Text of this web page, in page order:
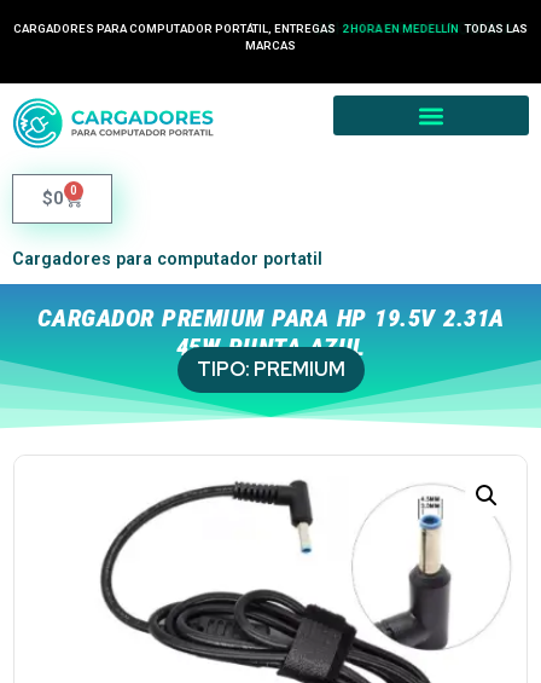
CARGADORES PARA COMPUTADOR PORTÁTIL, ENTREGAS 2 HORA EN MEDELLÍN
24 HORAS EN COLOMBIATODAS LAS
MARCAS
$0 0
Cargadores para computador portatil
CARGADOR PREMIUM PARA HP 19.5V 2.31A
45W PUNTA AZUL
TIPO: PREMIUM